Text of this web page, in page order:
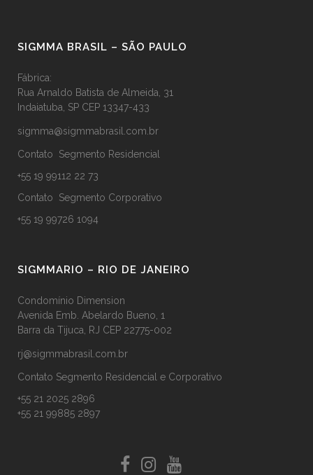
SIGMMA BRASIL – SÃO PAULO
Fábrica:
Rua Arnaldo Batista de Almeida, 31
Indaiatuba, SP CEP 13347-433
sigmma@sigmmabrasil.com.br
Contato Segmento Residencial
+55 19 99112 22 73
Contato Segmento Corporativo
+55 19 99726 1094
SIGMMARIO – RIO DE JANEIRO
Condomínio Dimension
Avenida Emb. Abelardo Bueno, 1
Barra da Tijuca, RJ CEP 22775-002
rj@sigmmabrasil.com.br
Contato Segmento Residencial e Corporativo
+55 21 2025 2896
+55 21 99885 2897